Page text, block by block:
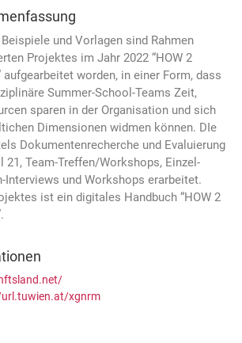
und Vorlagen sind Rahmen
Projektes im Jahr 2022 “HOW 2
aufgearbeitet worden, in einer Form, dass
Summer-School-Teams Zeit,
sparen in der Organisation und sich
Dimensionen widmen können. DIe
Dokumentenrecherche und Evaluierung
21, Team-Treffen/Workshops, Einzel-
Interviews und Workshops erarbeitet.
ist ein digitales Handbuch “HOW 2
xgnrm